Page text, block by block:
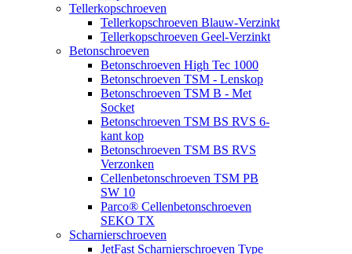
Tellerkopschroeven
Tellerkopschroeven Blauw-Verzinkt
Tellerkopschroeven Geel-Verzinkt
Betonschroeven
Betonschroeven High Tec 1000
Betonschroeven TSM - Lenskop
Betonschroeven TSM B - Met
Socket
Betonschroeven TSM BS RVS 6-
kant kop
Betonschroeven TSM BS RVS
Verzonken
Cellenbetonschroeven TSM PB
SW 10
Parco® Cellenbetonschroeven
SEKO TX
Scharnierschroeven
JetFast Scharnierschroeven Type